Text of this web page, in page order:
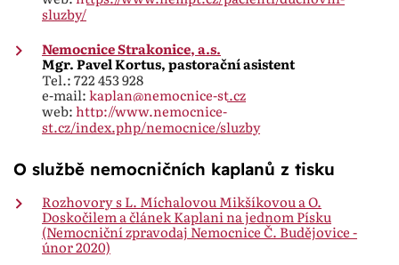
sluzby/
Nemocnice Strakonice, a.s.
Mgr. Pavel Kortus, pastorační asistent
Tel.: 722 453 928
e-mail:kaplan@nemocnice-st.cz
web:http://www.nemocnice-
st.cz/index.php/nemocnice/sluzby
O službě nemocničních kaplanů z tisku
Rozhovory s L. Míchalovou Mikšíkovou a O.
Doskočilem a článek Kaplani na jednom Písku
(Nemocniční zpravodaj Nemocnice Č. Budějovice -
únor 2020)